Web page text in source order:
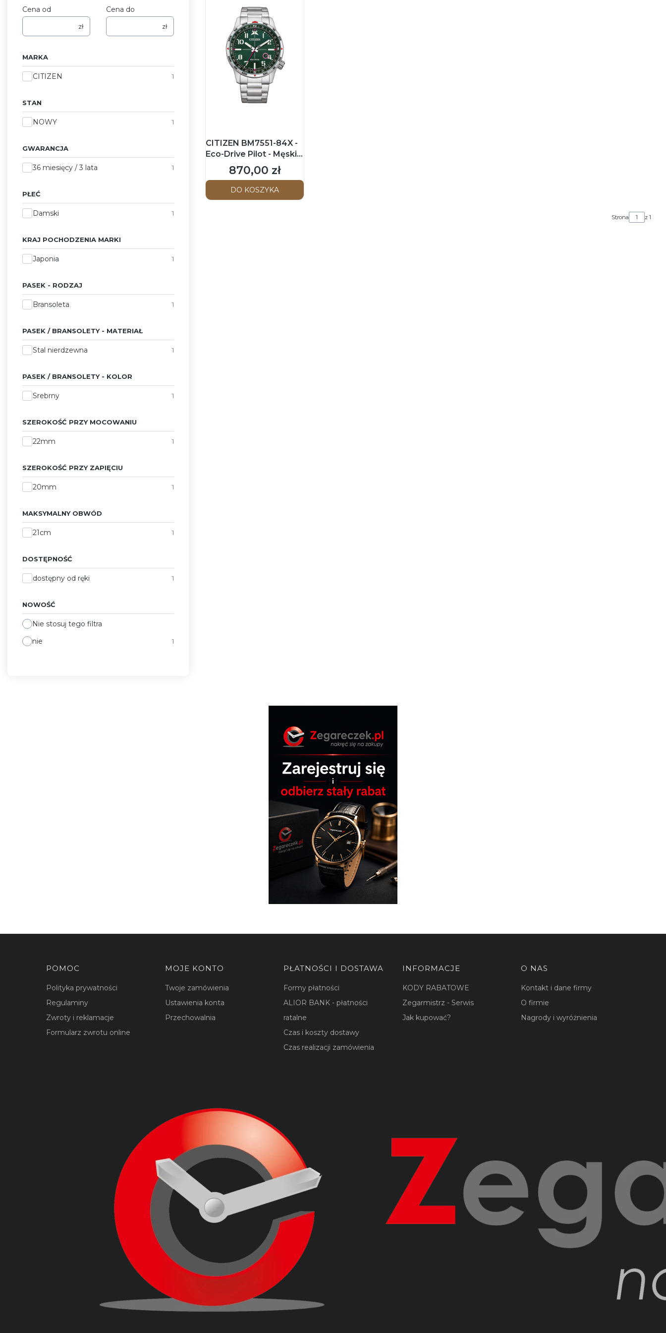
Cena od
zł
Cena do
zł
MARKA
MarkaCITIZEN 1
STAN
StanNOWY 1
GWARANCJA
Gwarancja
36 miesięcy / 3 lata 1
PŁEĆ
PłećDamski 1
KRAJ POCHODZENIA MARKI
Kraj pochodzenia marki
Japonia 1
PASEK - RODZAJ
Pasek - Rodzaj
Bransoleta 1
PASEK / BRANSOLETY - MATERIAŁ
Pasek / Bransolety - Materiał
Stal nierdzewna 1
PASEK / BRANSOLETY - KOLOR
Pasek / Bransolety - Kolor
Srebrny 1
SZEROKOŚĆ PRZY MOCOWANIU
Szerokość przy mocowaniu
22mm 1
SZEROKOŚĆ PRZY ZAPIĘCIU
Szerokość przy zapięciu
20mm 1
MAKSYMALNY OBWÓD
Maksymalny obwód
21cm 1
DOSTĘPNOŚĆ
Dostępność
dostępny od ręki 1
NOWOŚĆ
Nie stosuj tego filtra
nie
1
CITIZEN BM7551-84X -
Eco-Drive Pilot - Męski -
Zegarek na bransolecie
Cena
870,00 zł
DO KOSZYKA
Strona z 1
Linki w stopce
POMOC
Polityka prywatności
Regulaminy
Zwroty i reklamacje
Formularz zwrotu online
MOJE KONTO
Twoje zamówienia
Ustawienia konta
Przechowalnia
PŁATNOŚCI I DOSTAWA
Formy płatności
ALIOR BANK - płatności
ratalne
Czas i koszty dostawy
Czas realizacji zamówienia
INFORMACJE
KODY RABATOWE
Zegarmistrz - Serwis
Jak kupować?
O NAS
Kontakt i dane firmy
O firmie
Nagrody i wyróżnienia